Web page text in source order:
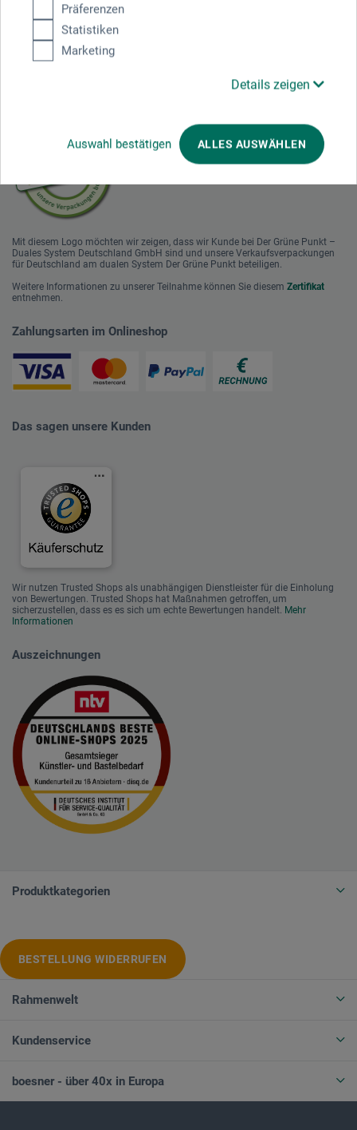
Präferenzen
Statistiken
Marketing
Details zeigen
Auswahl bestätigen ALLES AUSWÄHLEN
Ausgezeichnet sicher
Mit diesem Logo möchten wir zeigen, dass wir Kunde bei Der Grüne Punkt –
Duales System Deutschland GmbH sind und unsere Verkaufsverpackungen
für Deutschland am dualen System Der Grüne Punkt beteiligen.
Weitere Informationen zu unserer Teilnahme können Sie diesem Zertifikat
entnehmen.
Zahlungsarten im Onlineshop
Das sagen unsere Kunden
Wir nutzen Trusted Shops als unabhängigen Dienstleister für die Einholung
von Bewertungen. Trusted Shops hat Maßnahmen getroffen, um
sicherzustellen, dass es es sich um echte Bewertungen handelt. Mehr
Informationen
Auszeichnungen
Produktkategorien
BESTELLUNG WIDERRUFEN
Rahmenwelt
Kundenservice
boesner - über 40x in Europa